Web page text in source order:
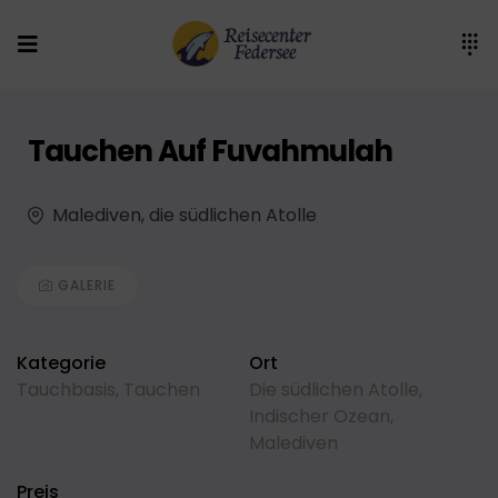
Tauchen Auf Fuvahmulah
Malediven, die südlichen Atolle
GALERIE
Kategorie
Tauchbasis, Tauchen
Ort
Die südlichen Atolle,
Indischer Ozean,
Malediven
Preis